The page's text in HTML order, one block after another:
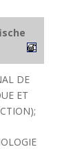
DE
ET